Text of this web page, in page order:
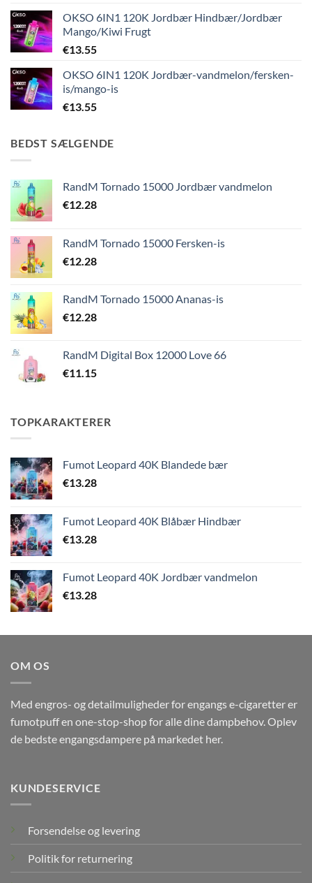
OKSO 6IN1 120K Jordbær Hindbær/Jordbær
Mango/Kiwi Frugt
€13.55
OKSO 6IN1 120K Jordbær-vandmelon/fersken-
is/mango-is
€13.55
BEDST SÆLGENDE
RandM Tornado 15000 Jordbær vandmelon
€12.28
RandM Tornado 15000 Fersken-is
€12.28
RandM Tornado 15000 Ananas-is
€12.28
RandM Digital Box 12000 Love 66
€11.15
TOPKARAKTERER
Fumot Leopard 40K Blandede bær
€13.28
Fumot Leopard 40K Blåbær Hindbær
€13.28
Fumot Leopard 40K Jordbær vandmelon
€13.28
OM OS
Med engros- og detailmuligheder for engangs e-cigaretter er
fumotpuff en one-stop-shop for alle dine dampbehov. Oplev
de bedste engangsdampere på markedet her.
KUNDESERVICE
Forsendelse og levering
Politik for returnering